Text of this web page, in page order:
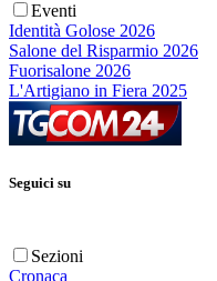
Eventi
Identità Golose 2026
Salone del Risparmio 2026
Fuorisalone 2026
L'Artigiano in Fiera 2025
Seguici su
Sezioni
Cronaca